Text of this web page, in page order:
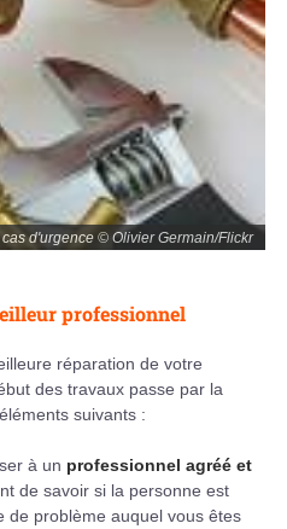
d'urgence © Olivier Germain/Flickr
professionnel
réparation de votre
des travaux passe par la
suivants :
à un professionnel agréé et
de savoir si la personne est
de problème auquel vous êtes